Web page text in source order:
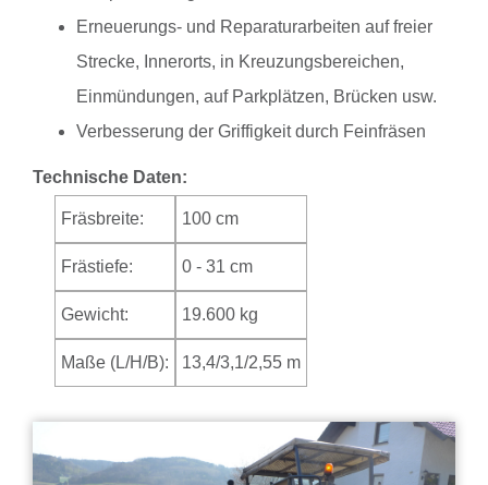
Erneuerungs- und Reparaturarbeiten auf freier
Strecke, Innerorts, in Kreuzungsbereichen,
Einmündungen, auf Parkplätzen, Brücken usw.
Verbesserung der Griffigkeit durch Feinfräsen
Technische Daten:
Fräsbreite: 100 cm
Frästiefe: 0 - 31 cm
Gewicht: 19.600 kg
Maße (L/H/B): 13,4/3,1/2,55 m